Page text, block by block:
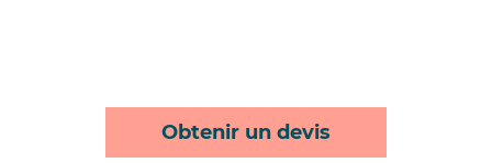
Obtenir un devis